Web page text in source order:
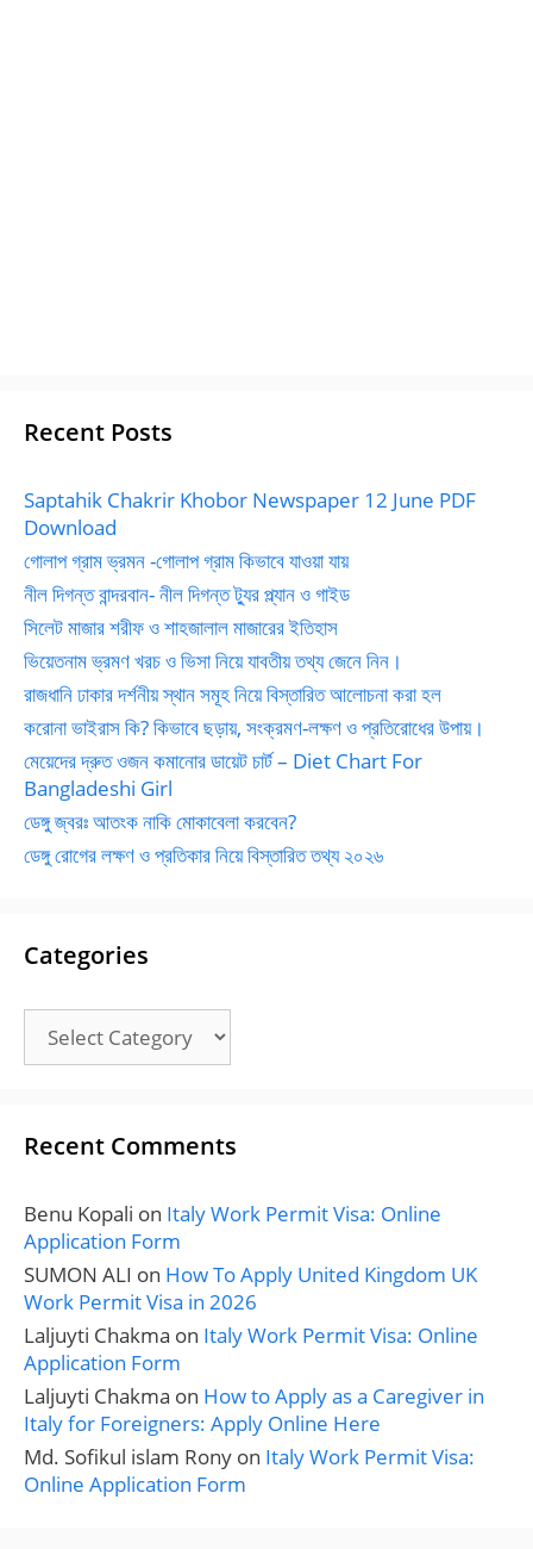
Recent Posts
Saptahik Chakrir Khobor Newspaper 12 June PDF
Download
গোলাপ গ্রাম ভ্রমন -গোলাপ গ্রাম কিভাবে যাওয়া যায়
নীল দিগন্ত বান্দরবান- নীল দিগন্ত ট্যুর প্ল্যান ও গাইড
সিলেট মাজার শরীফ ও শাহজালাল মাজারের ইতিহাস
ভিয়েতনাম ভ্রমণ খরচ ও ভিসা নিয়ে যাবতীয় তথ্য জেনে নিন।
রাজধানি ঢাকার দর্শনীয় স্থান সমূহ নিয়ে বিস্তারিত আলোচনা করা হল
করোনা ভাইরাস কি? কিভাবে ছড়ায়, সংক্রমণ-লক্ষণ ও প্রতিরোধের উপায়।
মেয়েদের দ্রুত ওজন কমানোর ডায়েট চার্ট – Diet Chart For
Bangladeshi Girl
ডেঙ্গু জ্বরঃ আতংক নাকি মোকাবেলা করবেন?
ডেঙ্গু রোগের লক্ষণ ও প্রতিকার নিয়ে বিস্তারিত তথ্য ২০২৬
Categories
Recent Comments
Benu Kopali on Italy Work Permit Visa: Online
Application Form
SUMON ALI on How To Apply United Kingdom UK
Work Permit Visa in 2026
Laljuyti Chakma on Italy Work Permit Visa: Online
Application Form
Laljuyti Chakma on How to Apply as a Caregiver in
Italy for Foreigners: Apply Online Here
Md. Sofikul islam Rony on Italy Work Permit Visa:
Online Application Form